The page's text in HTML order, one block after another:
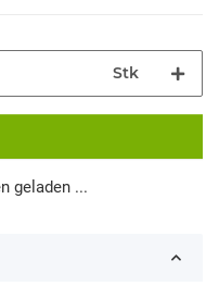
Stk
geladen ...